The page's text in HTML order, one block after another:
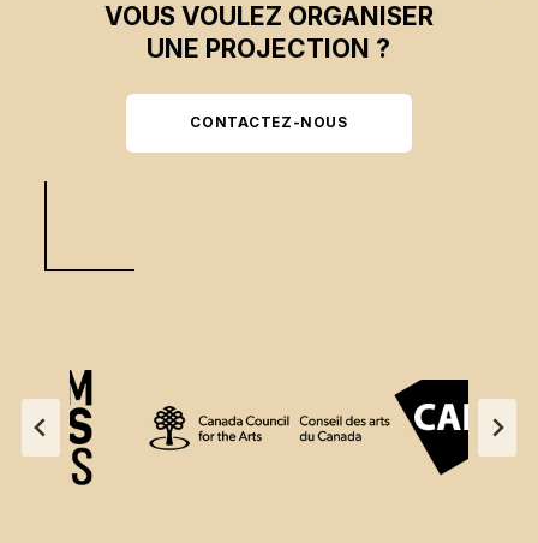
VOUS VOULEZ ORGANISER
UNE PROJECTION ?
CONTACTEZ-NOUS